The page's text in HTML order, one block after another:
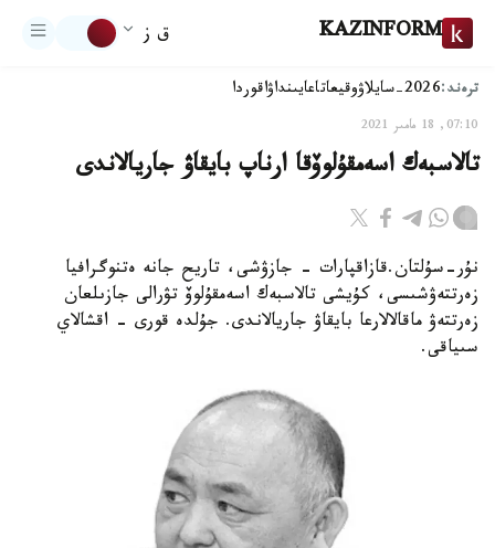
KAZINFORM ق ز
ترەند:2026-سايلاۋ وقيعاتاعايىنداۋاقوردا
07:10, 18 مامىر 2021
تالاسبەك اسەمقۇلوۆقا ارناپ بايقاۋ جاريالاندى
نۇر-سۇلتان.قازاقپارات - جازۋشى، تاريح جانە ەتنوگرافيا
زەرتتەۋشىسى، كۇيشى تالاسبەك اسەمقۇلوۆ تۋرالى جازىلعان
زەرتتەۋ ماقالالارعا بايقاۋ جاريالاندى. جۇلدە قورى - اقشالاي
سىياقى.